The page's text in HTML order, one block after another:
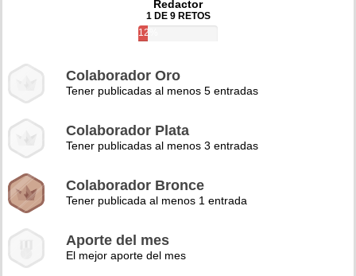
Redactor
1 DE 9 RETOS
12%
Colaborador Oro
Tener publicadas al menos 5 entradas
Colaborador Plata
Tener publicadas al menos 3 entradas
Colaborador Bronce
Tener publicada al menos 1 entrada
Aporte del mes
El mejor aporte del mes